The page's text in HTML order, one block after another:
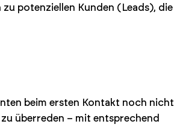
potenziellen Kunden (Leads), die
beim ersten Kontakt noch nicht
überreden – mit entsprechend